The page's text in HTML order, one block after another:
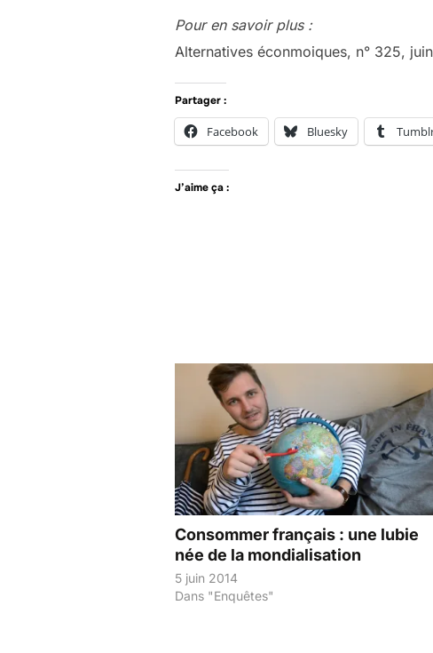
Pour en savoir plus :
Alternatives éconmoiques, n° 325,
Partager :
Facebook Bluesky
J’aime ça :
Consommer français : une lubie
née de la mondialisation
5 juin 2014
Dans "Enquêtes"